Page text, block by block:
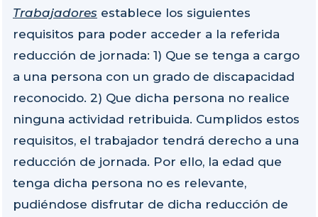
Trabajadores establece los siguientes
requisitos para poder acceder a la referida
reducción de jornada: 1) Que se tenga a cargo
a una persona con un grado de discapacidad
reconocido. 2) Que dicha persona no realice
ninguna actividad retribuida. Cumplidos estos
requisitos, el trabajador tendrá derecho a una
reducción de jornada. Por ello, la edad que
tenga dicha persona no es relevante,
pudiéndose disfrutar de dicha reducción de